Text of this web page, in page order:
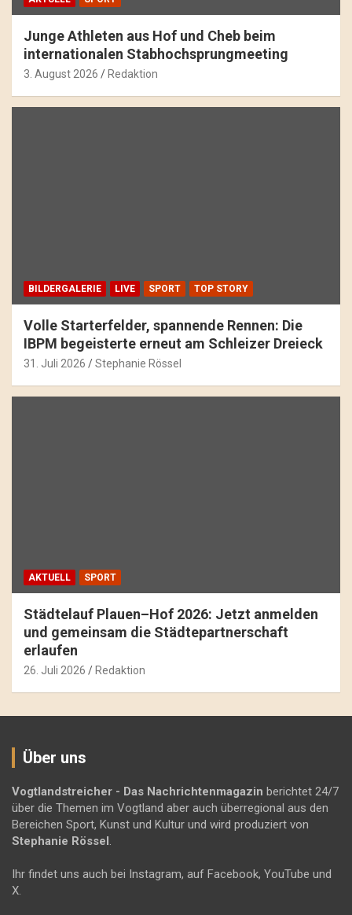
Junge Athleten aus Hof und Cheb beim
internationalen Stabhochsprungmeeting
3. August 2026 Redaktion
BILDERGALERIE LIVE SPORT TOP STORY
Volle Starterfelder, spannende Rennen: Die
IBPM begeisterte erneut am Schleizer Dreieck
31. Juli 2026 Stephanie Rössel
AKTUELL SPORT
Städtelauf Plauen–Hof 2026: Jetzt anmelden
und gemeinsam die Städtepartnerschaft
erlaufen
26. Juli 2026 Redaktion
Über uns
Vogtlandstreicher - Das Nachrichtenmagazin berichtet 24/7
über die Themen im Vogtland aber auch überregional aus den
Bereichen Sport, Kunst und Kultur und wird produziert von
Stephanie Rössel .
Ihr findet uns auch bei Instagram, auf Facebook, YouTube und
X.